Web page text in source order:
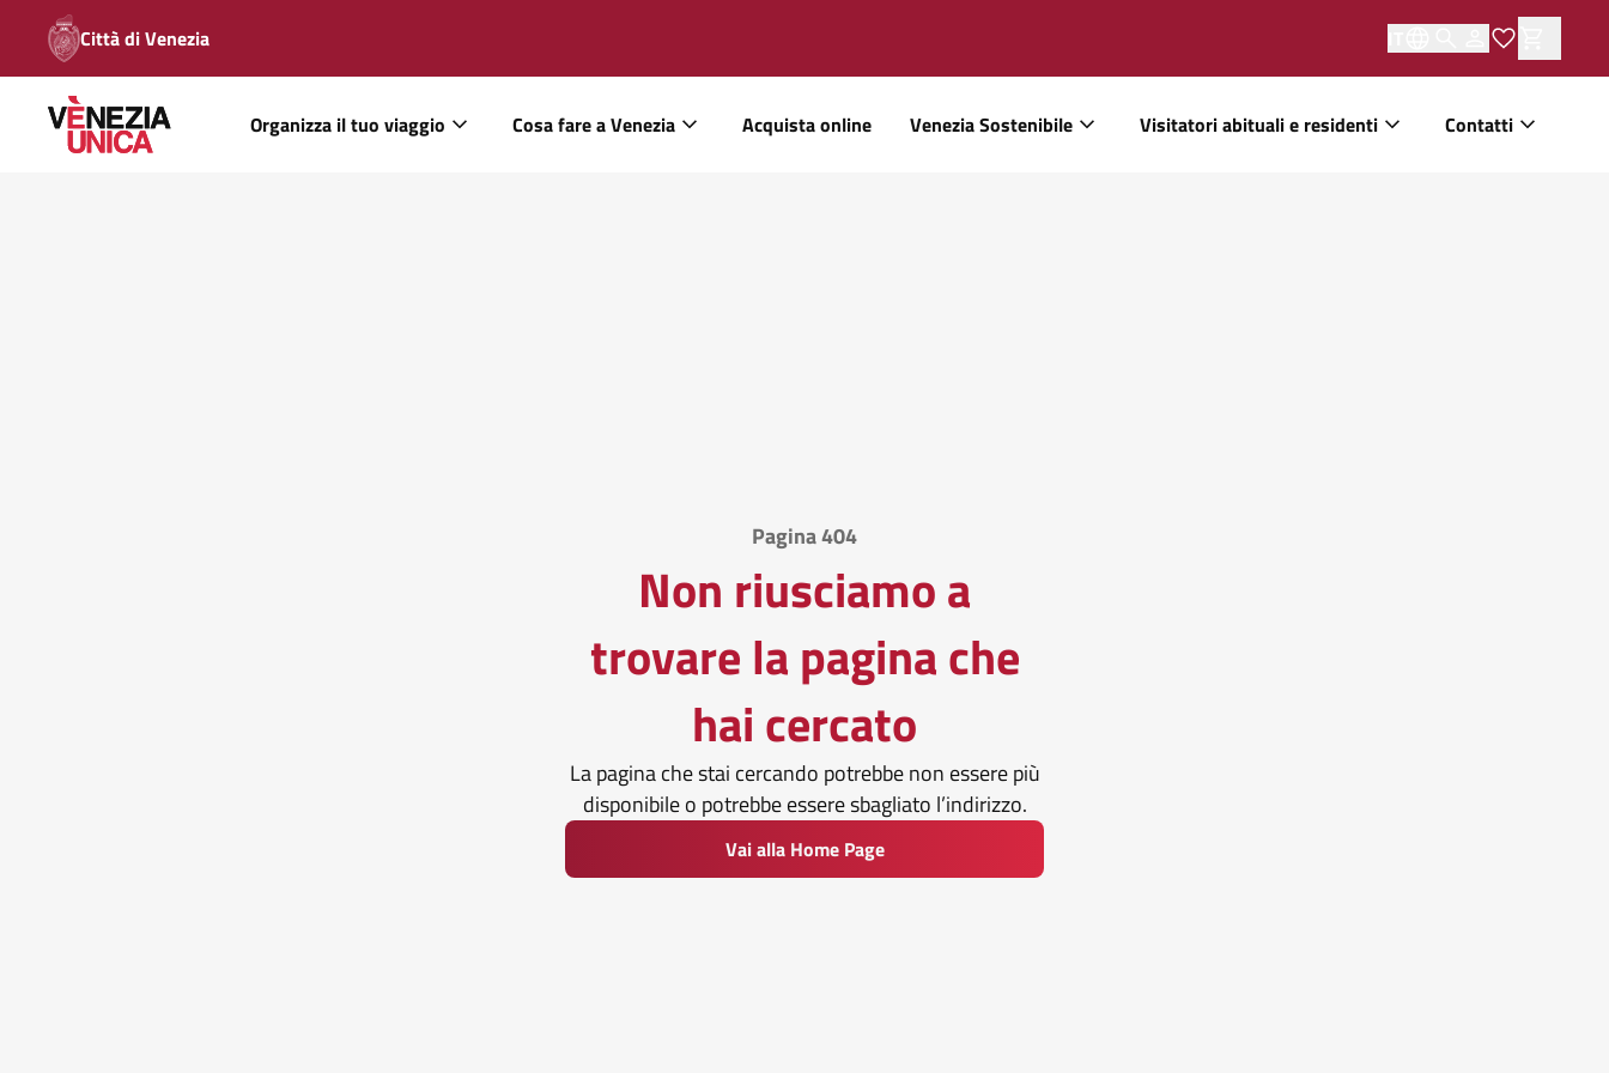
Città di Venezia
Organizza il tuo viaggio Cosa fare a Venezia Acquista online Venezia Sostenibile Visitatori abituali e residenti Contatti
Pagina 404
Non riusciamo a
trovare la pagina che
hai cercato
La pagina che stai cercando potrebbe non essere più
disponibile o potrebbe essere sbagliato l’indirizzo.
Vai alla Home Page